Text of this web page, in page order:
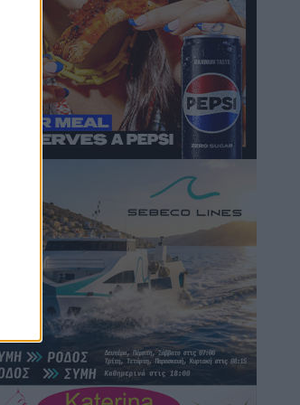
Hotels – Χατζηλαζάρου – Προχωρά
καινούργιο ξενοδοχείο στην Κω
Τοπικές Ειδήσεις• πριν 5 ώρες
Αυτοκίνητο μπήκε παράνομα σε
μονόδρομο στο Μαστιχάρι –
Αναποδογύρισε όχημα με μητέρα και
πριν 5 ώρες
“Η Ευρώπη αντιμετώπιζε το
προσφυγικό σαν ταινία τρόμου” – Η
συγκλονιστική μαρτυρία της Χαρούλας
Γιασιράνη στον RV για τα γεγονότα που
οδήγησαν στο Σύμφωνο της Λέρου
Τοπικές Ειδήσεις• πριν 5 ώρες
Συναυλία με τον Γιάννη Κότσιρα στις